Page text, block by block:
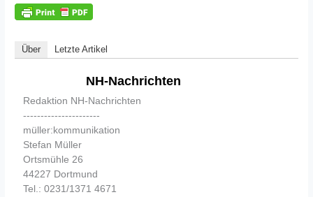
Über Letzte Artikel
NH-Nachrichten
Redaktion NH-Nachrichten
----------------------
müller:kommunikation
Stefan Müller
Ortsmühle 26
44227 Dortmund
Tel.: 0231/1371 4671